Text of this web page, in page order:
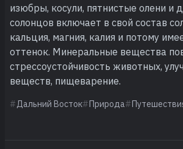
изюбры, косули, пятнистые олени и
солонцов включает в свой состав
кальция, магния, калия и потому
оттенок. Минеральные вещества
стрессоустойчивость животных,
веществ, пищеварение.
Дальний Восток Природа